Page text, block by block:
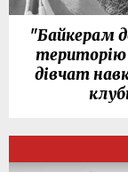
"Байкерам
територію
дівчат